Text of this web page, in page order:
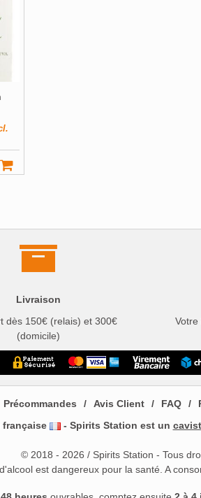
Livraison
dès 150€ (relais) et 300€
(domicile)
Votre
Précommandes Avis Client FAQ
française
- Spirits Station est un
© 2018 - 2026 / Spirits Station - Tous
est dangereux pour la santé. A